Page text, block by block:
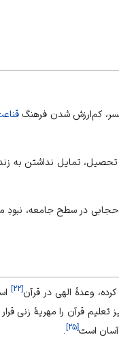
کم‌ارزش شدن فرهنگ
تحصيل، تمایل نداشتن به
در سطح جامعه، نبودِ
وعدۀ الهی در قرآن[۲۲]
تعلیم قرآن را مهریۀ زنی قرار
آسان است[۲۵]
.